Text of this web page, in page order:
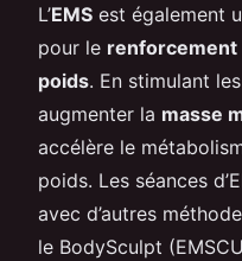
L’EMS est également
pour le renforcement
poids. En stimulant
augmenter la masse
accélère le
poids. Les séances
avec d’autres
le BodySculpt